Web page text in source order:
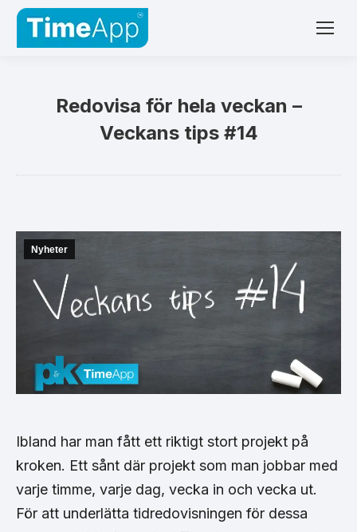
Redovisa för hela veckan –
Veckans tips #14
Nyheter
Ibland har man fått ett riktigt stort projekt på
kroken. Ett sånt där projekt som man jobbar med
varje timme, varje dag, vecka in och vecka ut.
För att underlätta tidredovisningen för dessa